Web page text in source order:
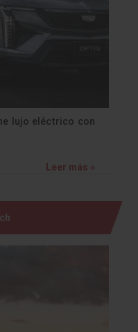
lujo eléctrico con
Leer más »